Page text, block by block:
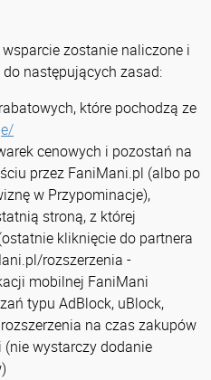
zostanie naliczone i
następujących zasad:
które pochodzą ze
cenowych i pozostań na
przez FaniMani.pl (albo po
w Przypominacje),
stroną, z której
kliknięcie do partnera
rozszerzenia -
mobilnej FaniMani
typu AdBlock, uBlock,
na czas zakupów
wystarczy dodanie